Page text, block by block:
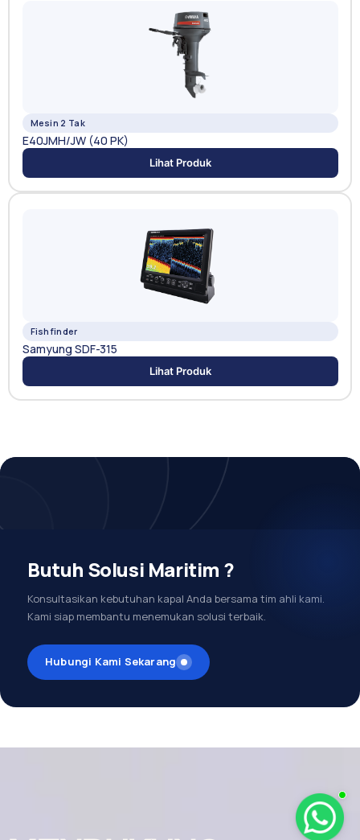
Mesin 2 Tak
E40JMH/JW (40 PK)
Lihat Produk
Fishfinder
Samyung SDF-315
Lihat Produk
Butuh Solusi Maritim ?
Konsultasikan kebutuhan kapal Anda bersama tim ahli kami.
Kami siap membantu menemukan solusi terbaik.
Hubungi Kami Sekarang